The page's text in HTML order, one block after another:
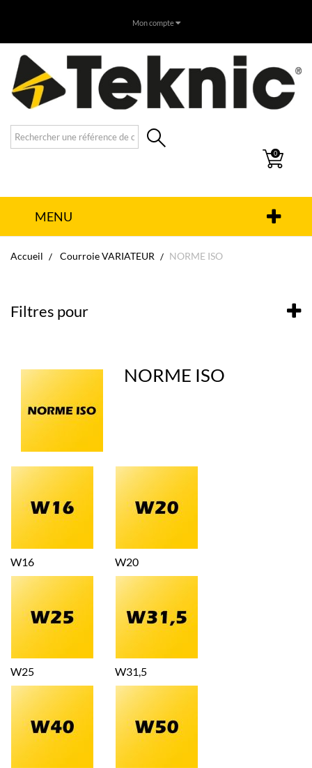
Mon compte
0
MENU
Accueil Courroie VARIATEUR NORME ISO
Filtres pour
NORME ISO
W16 W20
W25 W31,5